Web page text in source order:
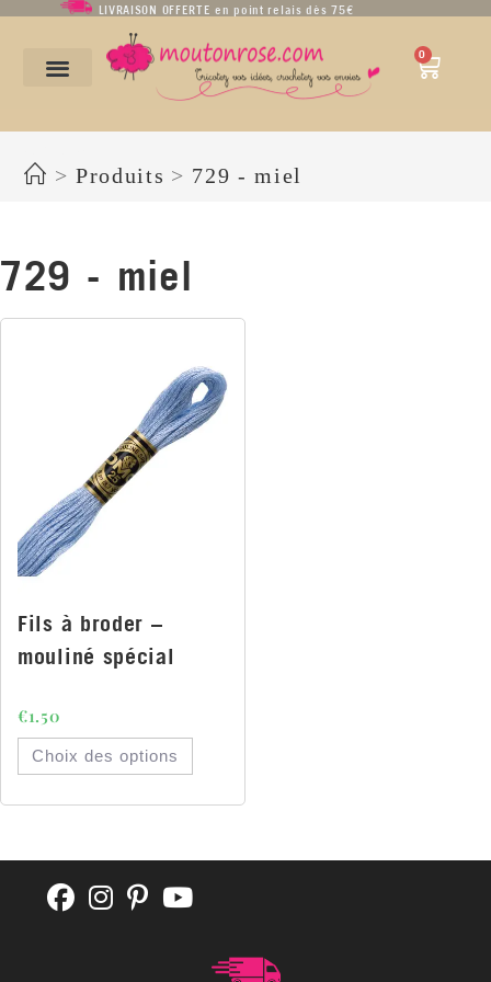
LIVRAISON OFFERTE en point relais dès 75€
0
> Produits > 729 - miel
729 - miel
Fils à broder –
mouliné spécial
€1.50
Choix des options